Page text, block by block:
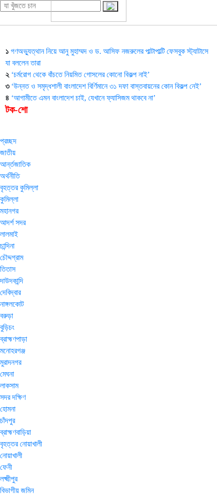
১ গণঅভ্যুত্থান নিয়ে আনু মুহাম্মদ ও ড. আসিফ নজরুলের পাল্টাপাল্টি ফেসবুক স্ট্যাটাসে
যা বললেন তারা
২ ‘চর্মরোগ থেকে বাঁচতে নিয়মিত গোসলের কোনো বিকল্প নাই’
৩ ‘উন্নত ও সমৃদ্ধশালী বাংলাদেশ বির্ণিমানে ৩১ দফা বাস্তবায়নের কোন বিকল্প নেই’
৪ ‘আগামীতে এমন বাংলাদেশ চাই, যেখানে ফ্যাসিজম থাকবে না’
টক-শো
প্রচ্ছদ
জাতীয়
আর্ন্তজাতিক
অর্থনীতি
বৃহত্তর কুমিল্লা
কুমিল্লা
মহানগর
আদর্শ সদর
লালমাই
চান্দিনা
চৌদ্দগ্রাম
তিতাস
দাউদকান্দি
দেবিদ্বার
নাঙ্গলকোট
বরুড়া
বুড়িচং
ব্রাহ্মণপাড়া
মনোহরগঞ্জ
মুরাদনগর
মেঘনা
লাকসাম
সদর দক্ষিণ
হোমনা
চাঁদপুর
ব্রাহ্মণবাড়িয়া
বৃহত্তর নোয়াখালী
নোয়াখালী
ফেনী
লক্ষ্মীপুর
বিভাগীয় জমিন